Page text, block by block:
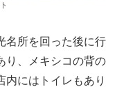
名所を回った後に行
り、メキシコの背の
内にはトイレもあり